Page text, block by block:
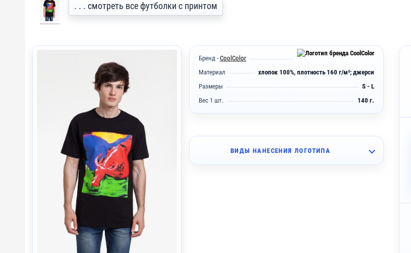
. . . смотреть все футболки с принтом
Бренд -CoolColor
Материал
хлопок 100%, плотность 160 г/м²; джерси
Размеры
S - L
Вес 1 шт.
140 г.
ВИДЫ НАНЕСЕНИЯ ЛОГОТИПА